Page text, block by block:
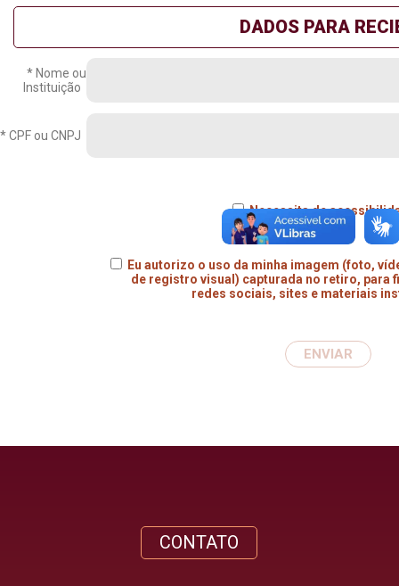
DADOS PARA
* Nome ou
Instituição
* CPF ou CNPJ
Necessita de
Eu autorizo o uso da minha imagem (foto,
de registro visual) capturada no retiro, para
redes sociais, sites e materiais
CONTATO